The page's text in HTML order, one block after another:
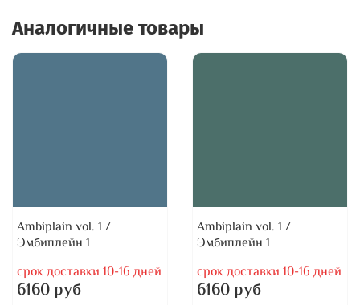
Аналогичные товары
Ambiplain vol. 1 /
Эмбиплейн 1
срок доставки 10-16 дней
6160 руб
Ambiplain vol. 1 /
Эмбиплейн 1
срок доставки 10-16 дней
6160 руб